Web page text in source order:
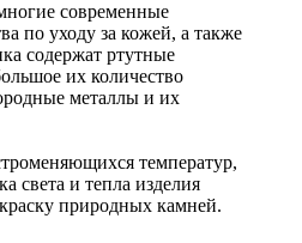
современные
по уходу за кожей, а также
содержат ртутные
их количество
металлы и их
температур,
света и тепла изделия
природных камней.